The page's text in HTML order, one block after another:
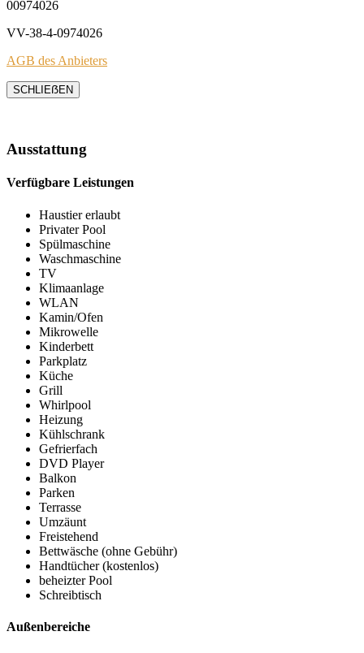
00974026
VV-38-4-0974026
AGB des Anbieters
SCHLIEẞEN
Ausstattung
Verfügbare Leistungen
Haustier erlaubt
Privater Pool
Spülmaschine
Waschmaschine
TV
Klimaanlage
WLAN
Kamin/Ofen
Mikrowelle
Kinderbett
Parkplatz
Küche
Grill
Whirlpool
Heizung
Kühlschrank
Gefrierfach
DVD Player
Balkon
Parken
Terrasse
Umzäunt
Freistehend
Bettwäsche (ohne Gebühr)
Handtücher (kostenlos)
beheizter Pool
Schreibtisch
Außenbereiche